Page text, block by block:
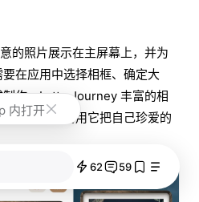
的照片展示在主屏幕上，并为
在应用中选择相框、确定大
作。Latte Journey 丰富的相
壁纸，不妨用它把自己珍爱的
62 59
内打开